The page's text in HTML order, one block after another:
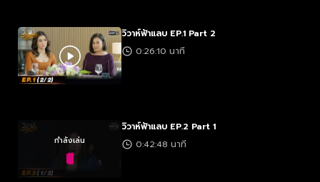
วิวาห์ฟ้าแลบ EP.1 Part 2
0:26:10 นาที
กำลังเล่น
วิวาห์ฟ้าแลบ EP.2 Part 1
0:42:48 นาที